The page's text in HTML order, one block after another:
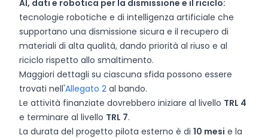
AI, dati e robotica per la dismissione e il riciclo:
tecnologie robotiche e di intelligenza artificiale che
supportano una dismissione sicura e il recupero di
materiali di alta qualità, dando priorità al riuso e al
riciclo rispetto allo smaltimento.
Maggiori dettagli su ciascuna sfida possono essere
trovati nell'Allegato 2 al bando.
Le attività finanziate dovrebbero iniziare al livello TRL 4
e terminare al livello TRL 7.
La durata del progetto pilota esterno è di 10 mesi e la